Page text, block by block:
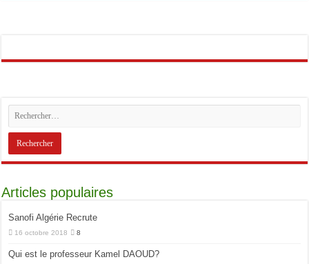
Articles populaires
Sanofi Algérie Recrute
16 octobre 2018 8
Qui est le professeur Kamel DAOUD?